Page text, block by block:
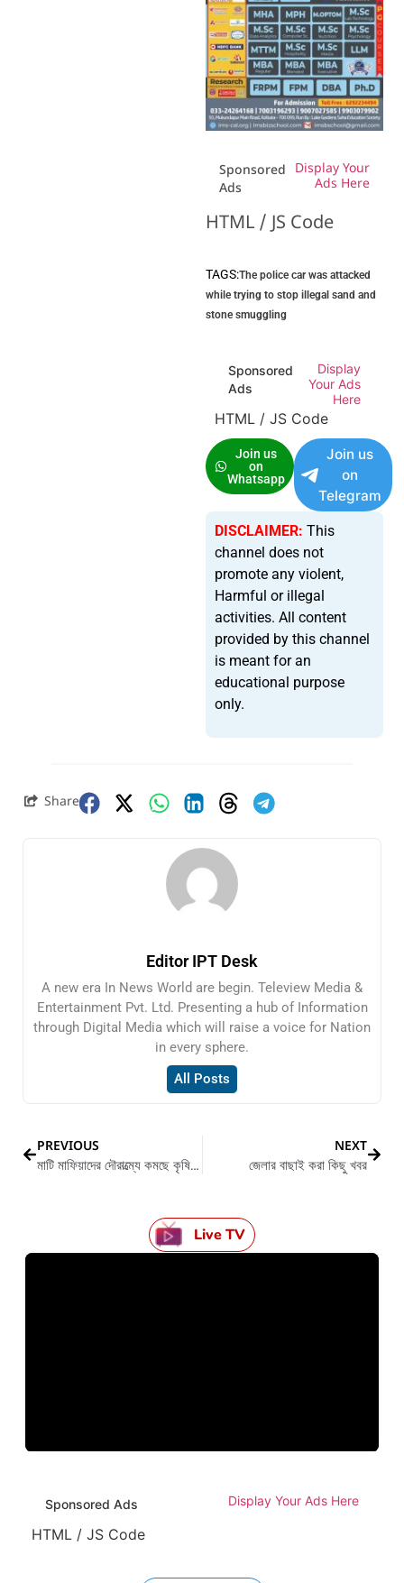
Sponsored
Ads
Display Your
Ads Here
HTML / JS Code
TAGS:The police car was attacked
while trying to stop illegal sand and
stone smuggling
Sponsored
Ads
Display
Your Ads
Here
HTML / JS Code
Join us
on
Whatsapp
Join us
on
Telegram
DISCLAIMER: This
channel does not
promote any violent,
Harmful or illegal
activities. All content
provided by this channel
is meant for an
educational purpose
only.
Share
Editor IPT Desk
A new era In News World are begin. Teleview Media &
Entertainment Pvt. Ltd. Presenting a hub of Information
through Digital Media which will raise a voice for Nation
in every sphere.
All Posts
PREVIOUS
মাটি মাফিয়াদের দৌরাত্ম্যে কমছে কৃষিজমি
NEXT
জেলার বাছাই করা কিছু খবর
Live TV
Sponsored Ads Display Your Ads Here
HTML / JS Code